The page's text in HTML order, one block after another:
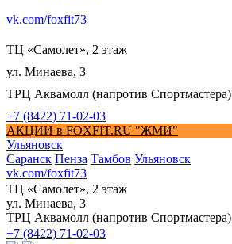
vk.com/foxfit73
ТЦ «Самолет», 2 этаж
ул. Минаева, 3
ТРЦ Аквамолл (напротив Спортмастера)
+7 (8422) 71-02-03
АКЦИИ в FOXFIT.RU "ЖМИ"
Ульяновск
Саранск Пенза Тамбов Ульяновск
vk.com/foxfit73
ТЦ «Самолет», 2 этаж
ул. Минаева, 3
ТРЦ Аквамолл (напротив Спортмастера)
+7 (8422) 71-02-03